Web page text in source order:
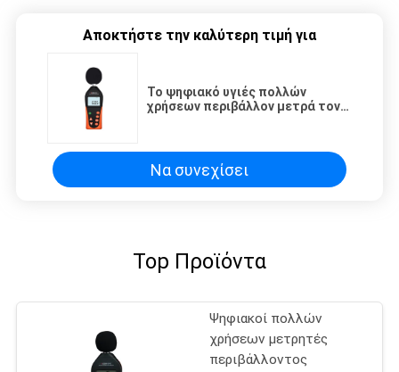
Αποκτήστε την καλύτερη τιμή για
Το ψηφιακό υγιές πολλών
χρήσεων περιβάλλον μετρά τον
Να συνεχίσει
Top Προϊόντα
Ψηφιακοί πολλών
χρήσεων μετρητές
περιβάλλοντος